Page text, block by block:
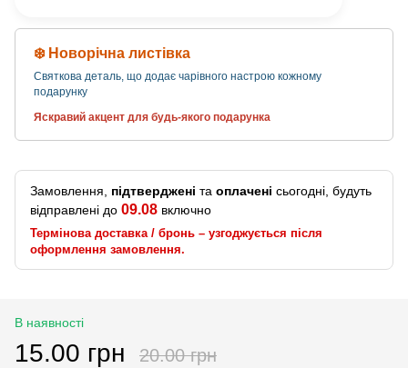
❄️ Новорічна листівка
Святкова деталь, що додає чарівного настрою кожному
подарунку
Яскравий акцент для будь-якого подарунка
Замовлення, підтверджені та оплачені сьогодні, будуть
відправлені до 09.08 включно
Термінова доставка / бронь – узгоджується після
оформлення замовлення.
В наявності
15.00 грн 20.00 грн